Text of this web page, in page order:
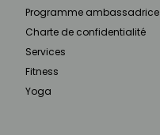
Programme ambassadrice
Charte de confidentialité
Services
Fitness
Yoga